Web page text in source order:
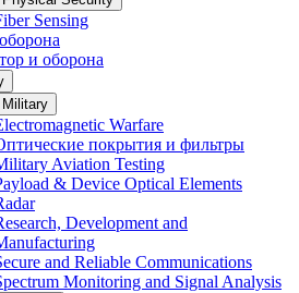
Sensing
и оборона
Military
Warfare
покрытия и фильтры
Aviation Testing
& Device Optical Elements
Development and
and Reliable Communications
Monitoring and Signal Analysis